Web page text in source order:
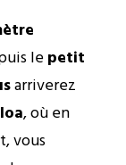
lepetit
arriverez
, où en
vous